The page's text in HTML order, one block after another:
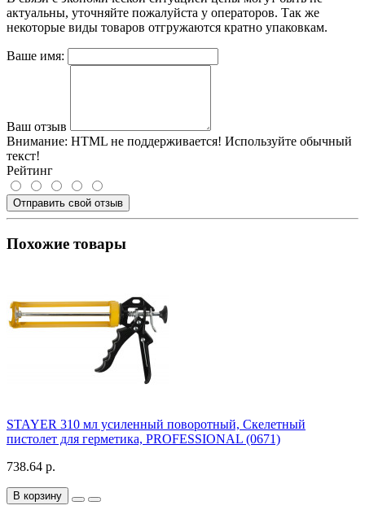
актуальны, уточняйте пожалуйста у операторов. Так же
некоторые виды товаров отгружаются кратно упаковкам.
Ваше имя:
Ваш отзыв
Внимание: HTML не поддерживается! Используйте обычный
текст!
Рейтинг
Отправить свой отзыв
Похожие товары
STAYER 310 мл усиленный поворотный, Скелетный
пистолет для герметика, PROFESSIONAL (0671)
738.64 р.
В корзину